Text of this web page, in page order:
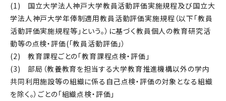
(1) 国立大学法人神戸大学教員活動評価実施規程及び国立大
学法人神戸大学年俸制適用教員活動評価実施規程（以下「教員
活動評価実施規程等」という。）に基づく教員個人の教育研究活
動等の点検・評価(「教員活動評価」）
(2) 教育課程ごとの「教育課程点検・評価」
(3) 部局（教養教育を担当する大学教育推進機構以外の学内
共同利用施設等の組織に係る自己点検・評価の対象となる組織
を除く。）ごとの「組織点検・評価」